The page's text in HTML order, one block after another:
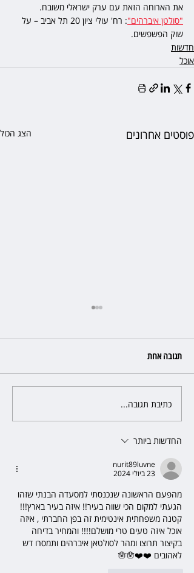
את הארוחה הזאת עם ערק ישראלי משובח.
"סולטן איברהים"
: רח' עולי ציון 20 תל אביב – על
שוק הפשפשים.
חדשות
אוכל
פוסטים אחרונים הצג הכול
שילוב ילדי מהגרים בבתי ספר
הגיע לעליון: עיריית ת"א תשלם
30 אלף שקל הוצאות
תגובה אחת
כתיבת תגובה...
החדשות ביותר
nurit89luvne
23 ביולי 2024
מהפעם הראשונה שנכנסתי למסעדה הבנתי שזהו
הגעתי למקום הכי שווה בעיר!! איזה בעיר בארץ!!!
קטנה משפחתית אינטימית זה בפן החברתי , איזה
אוכל איזה טעים טרי מושלם!!!! והמחיר בדיחה
בקיצור תרוצו ומהר לסולטאן איברהים ותמסרו דש
לאהובים ❤️❤️🪬🪬